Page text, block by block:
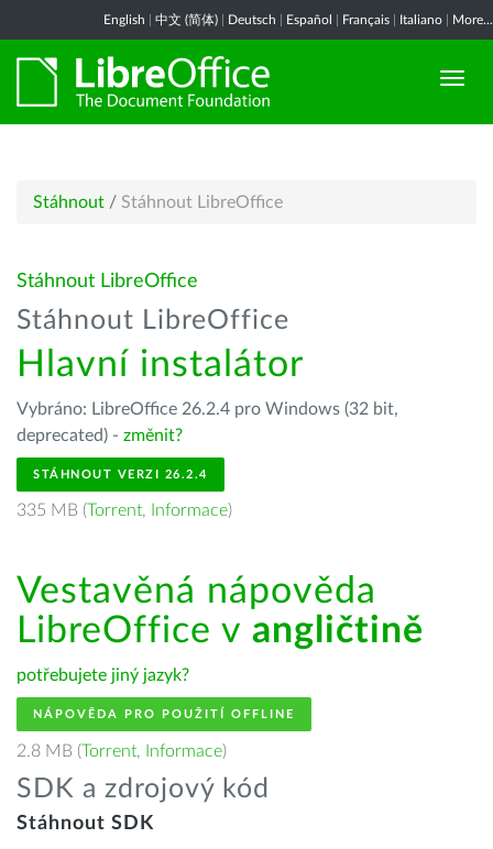
English 中文 (简体) Deutsch Español Français Italiano More...
Stáhnout / Stáhnout LibreOffice
Stáhnout LibreOffice
Stáhnout LibreOffice
Hlavní instalátor
Vybráno: LibreOffice 26.2.4 pro Windows (32 bit,
deprecated) - změnit?
STÁHNOUT VERZI 26.2.4
335 MB (Torrent, Informace)
Vestavěná nápověda
LibreOffice v angličtině
potřebujete jiný jazyk?
NÁPOVĚDA PRO POUŽITÍ OFFLINE
2.8 MB (Torrent, Informace)
SDK a zdrojový kód
Stáhnout SDK